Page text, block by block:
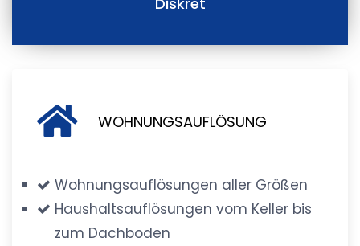
WOHNUNGSAUFLÖSUNG
Wohnungsauflösungen aller Größen
Haushaltsauflösungen vom Keller bis
zum Dachboden